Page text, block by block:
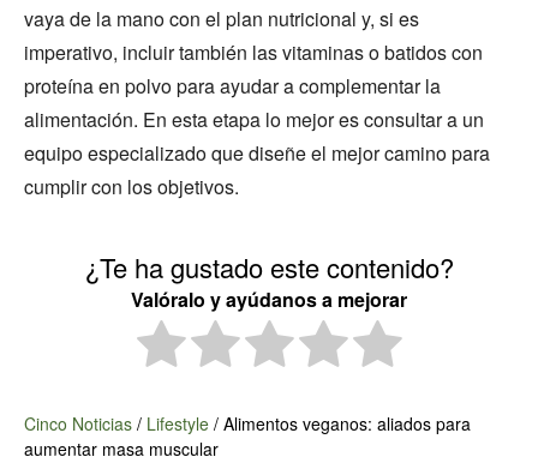
vaya de la mano con el plan nutricional y, si es
imperativo, incluir también las vitaminas o batidos con
proteína en polvo para ayudar a complementar la
alimentación. En esta etapa lo mejor es consultar a un
equipo especializado que diseñe el mejor camino para
cumplir con los objetivos.
¿Te ha gustado este contenido?
Valóralo y ayúdanos a mejorar
Cinco Noticias / Lifestyle / Alimentos veganos: aliados para
aumentar masa muscular